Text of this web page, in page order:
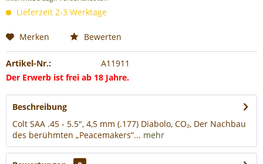
Lieferzeit 2-3 Werktage
Merken Bewerten
Artikel-Nr.:
A11911
Der Erwerb ist frei ab 18 Jahre.
Beschreibung
Colt SAA .45 - 5.5", 4,5 mm (.177) Diabolo, CO₂, Der Nachbau
des berühmten „Peacemakers“... mehr